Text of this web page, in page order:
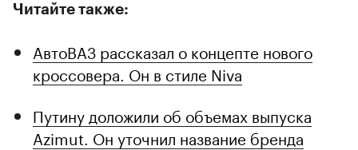
Читайте также:
АвтоВАЗ рассказал о концепте нового
кроссовера. Он в стиле Niva
Путину доложили об объемах выпуска
Azimut. Он уточнил название бренда